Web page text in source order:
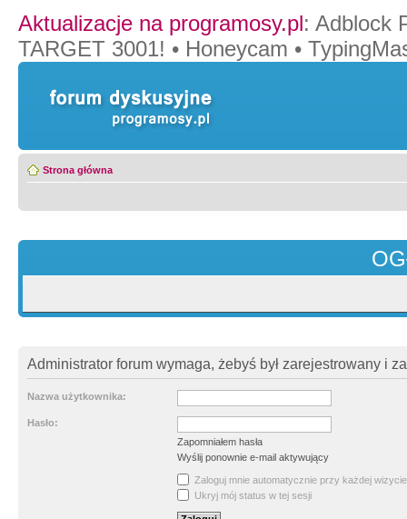
Aktualizacje na programosy.pl: Adblock
TARGET 3001! • Honeycam •
Strona główna
Administrator forum wymaga, żebyś był zarejestrowany i
Nazwa użytkownika:
Hasło:
Zapomniałem hasła
Wyślij ponownie e-mail aktywujący
Zaloguj mnie automatycznie przy każdej wizycie
Ukryj mój status w tej sesji